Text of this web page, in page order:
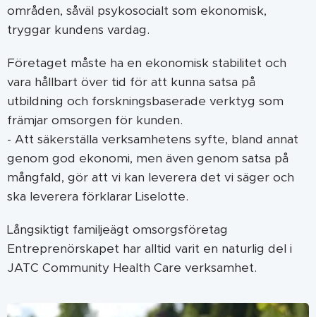
områden, såväl psykosocialt som ekonomisk,
tryggar kundens vardag.
Företaget måste ha en ekonomisk stabilitet och
vara hållbart över tid för att kunna satsa på
utbildning och forskningsbaserade verktyg som
främjar omsorgen för kunden.
- Att säkerställa verksamhetens syfte, bland annat
genom god ekonomi, men även genom satsa på
mångfald, gör att vi kan leverera det vi säger och
ska leverera förklarar Liselotte.
Långsiktigt familjeägt omsorgsföretag
Entreprenörskapet har alltid varit en naturlig del i
JATC Community Health Care verksamhet.